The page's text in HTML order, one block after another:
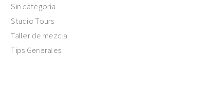
Sin categoría
Studio Tours
Taller de mezcla
Tips Generales